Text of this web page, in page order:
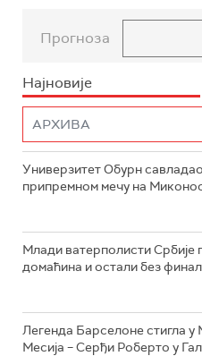
Прогноза
Најновије
Универзитет Обурн
припремном мечу на
Млади ватерполисти Србије
домаћина и остали без
Легенда Барселоне стигла
Месија – Серђи Роберто у